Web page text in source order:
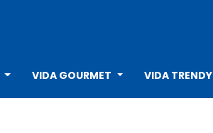
VIDA GOURMET VIDA TRENDY